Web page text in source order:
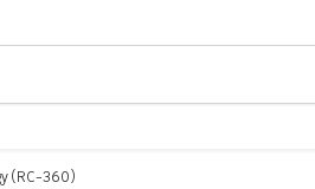
(RC-360)